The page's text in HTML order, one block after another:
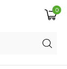
0